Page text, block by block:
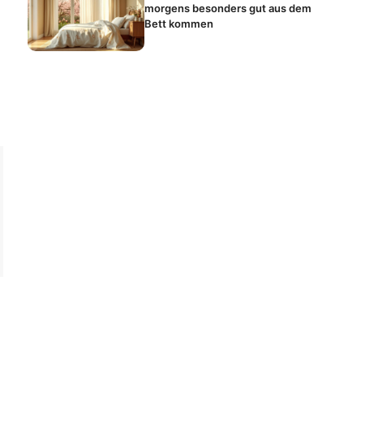
morgens besonders gut aus dem
Bett kommen